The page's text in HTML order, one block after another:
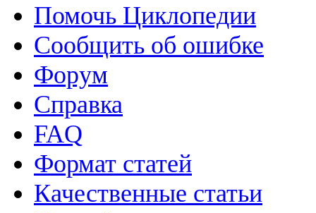
Помочь Циклопедии
Сообщить об ошибке
Форум
Справка
FAQ
Формат статей
Качественные статьи